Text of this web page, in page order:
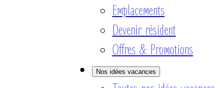
Emplacements
Devenir résident
Offres & Promotions
Nos idées vacances